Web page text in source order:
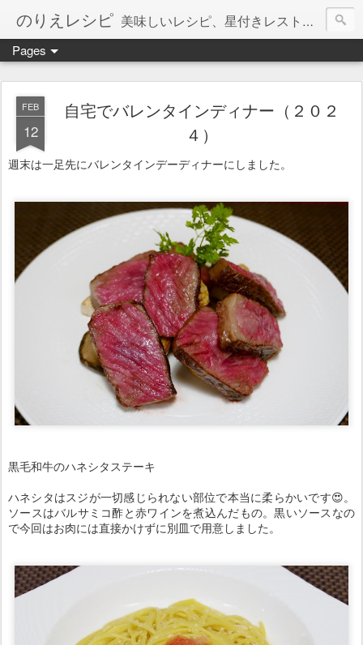
のりえレシピ 美味しいレシピ、星付きレストラン、絶品お取り寄せを紹介しています。
Pages
FEB
12
自宅でバレンタインディナー（２０２
４）
週末は一足先にバレンタインデーディナーにしました。
黒毛和牛のハネシタステーキ
ハネシタはスジが一切感じられない部位で本当に柔らかいです😍。
ソースはバルサミコ酢と赤ワインを煮込んだもの。黒いソースなの
で今回はお肉には直接かけずに別皿で用意しました。